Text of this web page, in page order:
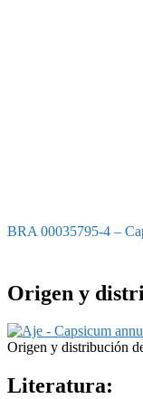
BRA 00035795-4 –
Origen y
Origen y distribución
Literatura: